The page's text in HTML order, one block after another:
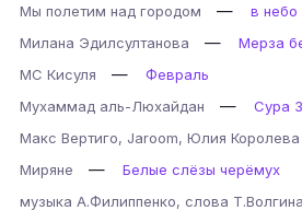
Мы полетим над городом —
в небо
Милана Эдилсултанова
—
Мерза
МС Кисуля
—
Февраль
Мухаммад аль-Люхайдан
—
Сура
Макс Вертиго, Jaroom, Юлия Королева
Миряне
—
Белые слёзы черёмух
музыка А.Филиппенко, слова Т.Волгина